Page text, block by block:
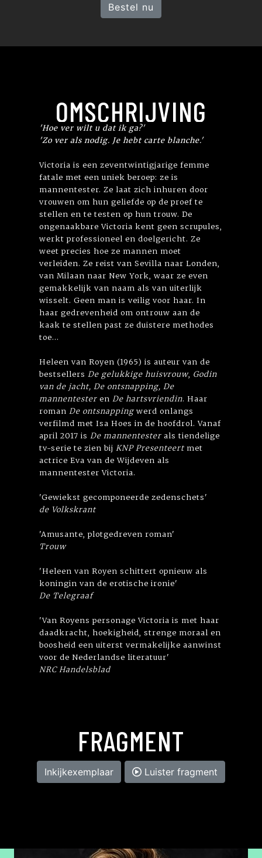
Bestel nu
OMSCHRIJVING
'Hoe ver wilt u dat ik ga?'
'Zo ver als nodig. Je hebt carte blanche.'
Victoria is een zeventwintigjarige femme
fatale met een uniek beroep: ze is
mannentester. Ze laat zich inhuren door
vrouwen om hun geliefde op de proef te
stellen en te testen op hun trouw. De
ongenaakbare Victoria kent geen scrupules,
werkt professioneel en doelgericht. Ze
weet precies hoe ze mannen moet
verleiden. Ze reist van Sevilla naar Londen,
van Milaan naar New York, waar ze even
gemakkelijk van naam als van uiterlijk
wisselt. Geen man is veilig voor haar. In
haar gedrevenheid om ontrouw aan de
kaak te stellen past ze duistere methodes
toe...
Heleen van Royen (1965) is auteur van de
bestsellers De gelukkige huisvrouw, Godin
van de jacht, De ontsnapping, De
mannentester en De hartsvriendin. Haar
roman De ontsnapping werd onlangs
verfilmd met Isa Hoes in de hoofdrol. Vanaf
april 2017 is De mannentester als tiendelige
tv-serie te zien bij KNP Presenteertmet
actrice Eva van de Wijdeven als
mannentester Victoria.
'Gewiekst gecomponeerde zedenschets'
de Volkskrant
'Amusante, plotgedreven roman'
Trouw
'Heleen van Royen schittert opnieuw als
koningin van de erotische ironie'
De Telegraaf
'Van Royens personage Victoria is met haar
daadkracht, hoekigheid, strenge moraal en
boosheid een uiterst vermakelijke aanwinst
voor de Nederlandse literatuur'
NRC Handelsblad
FRAGMENT
Inkijkexemplaar Luister fragment